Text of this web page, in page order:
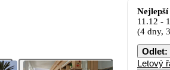
11.12 -
(4 dny,
Odlet:
Letový